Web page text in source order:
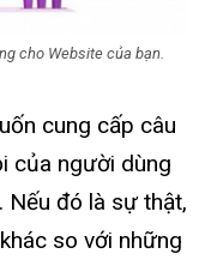
cho Website của bạn.
cung cấp câu
của người dùng
Nếu đó là sự thật,
so với những